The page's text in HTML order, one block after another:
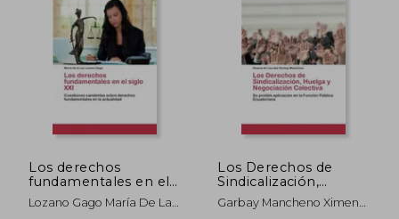
Los derechos
fundamentales en el
siglo XXI
Lozano Gago María De La
Los Derechos de
Sindicalización,
Huelga y Negociación
Colectiva
Garbay Mancheno Ximena